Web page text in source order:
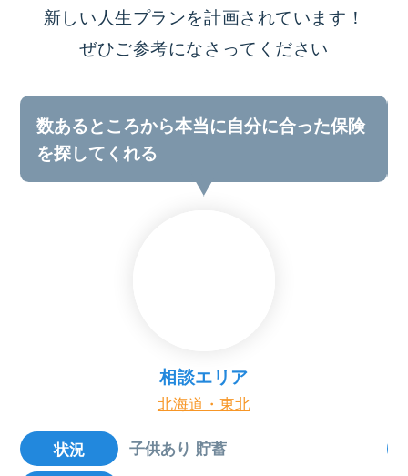
新しい人生プランを計画されています！
ぜひご参考になさってください
数あるところから本当に自分に合った保険
を探してくれる
相談エリア
北海道・東北
状況
子供あり 貯蓄